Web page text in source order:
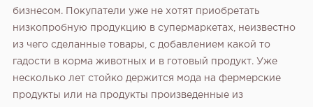
бизнесом. Покупатели уже не хотят приобретать
низкопробную продукцию в супермаркетах, неизвестно
из чего сделанные товары, с добавлением какой то
гадости в корма животных и в готовый продукт. Уже
несколько лет стойко держится мода на фермерские
продукты или на продукты произведенные из